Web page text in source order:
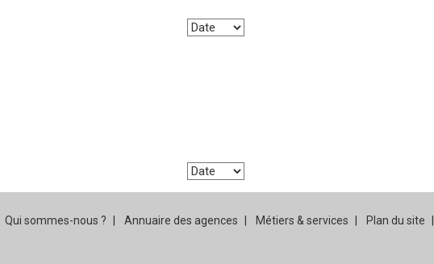
Qui sommes-nous ? Annuaire des agences Métiers & services Plan du site